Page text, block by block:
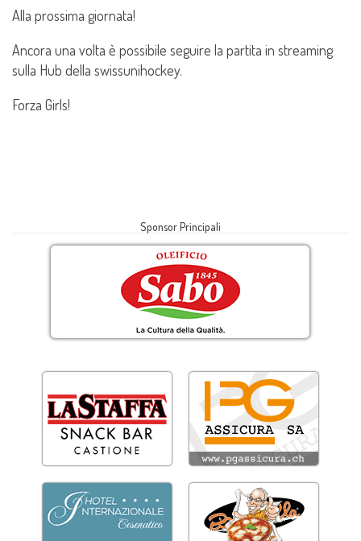
Alla prossima giornata!
Ancora una volta è possibile seguire la partita in streaming
sulla Hub della swissunihockey.
Forza Girls!
Sponsor Principali